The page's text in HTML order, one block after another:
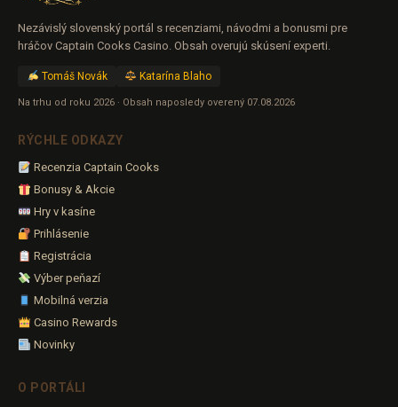
Nezávislý slovenský portál s recenziami, návodmi a bonusmi pre
hráčov Captain Cooks Casino. Obsah overujú skúsení experti.
Tomáš Novák Katarína Blaho
Na trhu od roku 2026 · Obsah naposledy overený 07.08.2026
RÝCHLE ODKAZY
Recenzia Captain Cooks
Bonusy & Akcie
Hry v kasíne
Prihlásenie
Registrácia
Výber peňazí
Mobilná verzia
Casino Rewards
Novinky
O PORTÁLI